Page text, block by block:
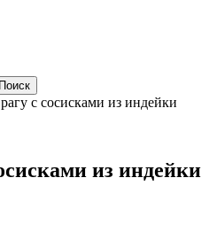
с сосисками из индейки
из индейки